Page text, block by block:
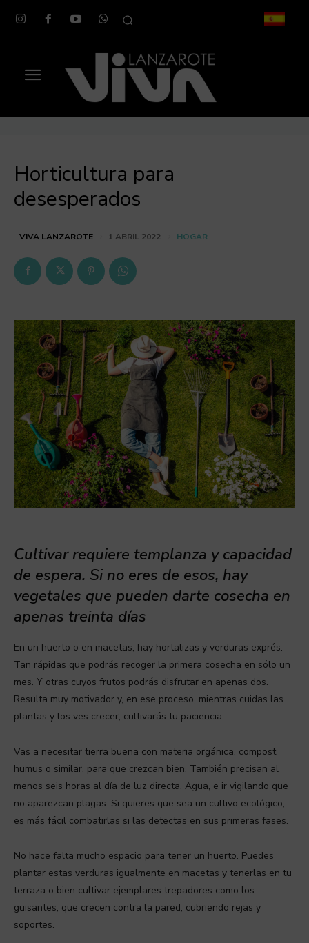
Horticultura para
desesperados
VIVA LANZAROTE 1 ABRIL 2022 HOGAR
Cultivar requiere templanza y capacidad
de espera. Si no eres de esos, hay
vegetales que pueden darte cosecha en
apenas treinta días
En un huerto o en macetas, hay hortalizas y verduras exprés.
Tan rápidas que podrás recoger la primera cosecha en sólo un
mes. Y otras cuyos frutos podrás disfrutar en apenas dos.
Resulta muy motivador y, en ese proceso, mientras cuidas las
plantas y los ves crecer, cultivarás tu paciencia.
Vas a necesitar tierra buena con materia orgánica, compost,
humus o similar, para que crezcan bien. También precisan al
menos seis horas al día de luz directa. Agua, e ir vigilando que
no aparezcan plagas. Si quieres que sea un cultivo ecológico,
es más fácil combatirlas si las detectas en sus primeras fases.
No hace falta mucho espacio para tener un huerto. Puedes
plantar estas verduras igualmente en macetas y tenerlas en tu
terraza o bien cultivar ejemplares trepadores como los
guisantes, que crecen contra la pared, cubriendo rejas y
soportes.